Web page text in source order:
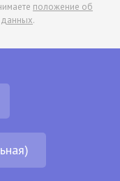
положение об
.